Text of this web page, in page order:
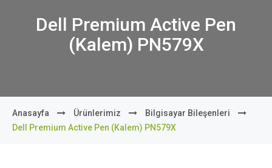
Dell Premium Active Pen
(Kalem) PN579X
Anasayfa Ürünlerimiz
Bilgisayar Bileşenleri
Dell Premium Active Pen (Kalem) PN579X